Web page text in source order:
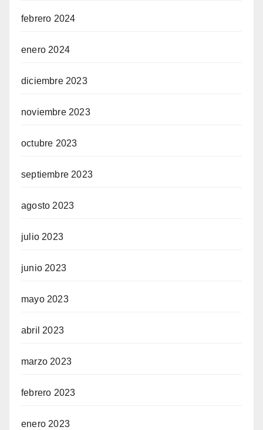
febrero 2024
enero 2024
diciembre 2023
noviembre 2023
octubre 2023
septiembre 2023
agosto 2023
julio 2023
junio 2023
mayo 2023
abril 2023
marzo 2023
febrero 2023
enero 2023